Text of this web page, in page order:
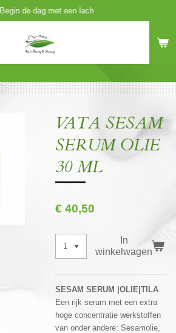
Begin de dag met een lach
VATA SESAM
SERUM OLIE
30 ML
€ 40,50
In
winkelwagen
SESAM SERUM |OLIE|TILA
Een rijk serum met een extra
hoge concentratie werkstoffen
van onder andere: Sesamolie,